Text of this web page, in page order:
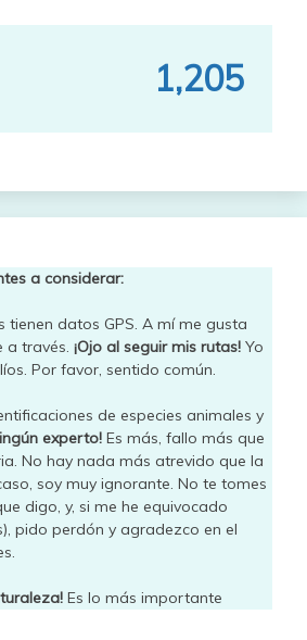
1,205
a considerar:
tienen datos GPS. A mí me gusta
través. ¡Ojo al seguir mis rutas! Yo
Por favor, sentido común.
de especies animales y
experto! Es más, fallo más que
No hay nada más atrevido que la
soy muy ignorante. No te tomes
digo, y, si me he equivocado
pido perdón y agradezco en el
Es lo más importante